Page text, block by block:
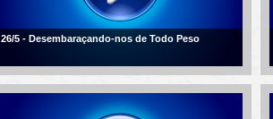
26/5 - Desembaraçando-nos de Todo Peso